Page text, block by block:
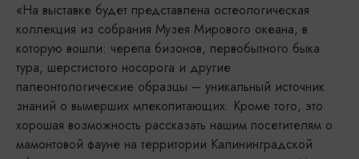
«На выставке будет представлена остеологическая
коллекция из собрания Музея Мирового океана, в
которую вошли: черепа бизонов, первобытного быка
тура, шерстистого носорога и другие
палеонтологические образцы – уникальный источник
знаний о вымерших млекопитающих. Кроме того, это
хорошая возможность рассказать нашим посетителям о
мамонтовой фауне на территории Калининградской